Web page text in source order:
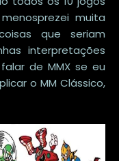
muita
que seriam
interpretações
de MMX se eu
o MM Clássico,